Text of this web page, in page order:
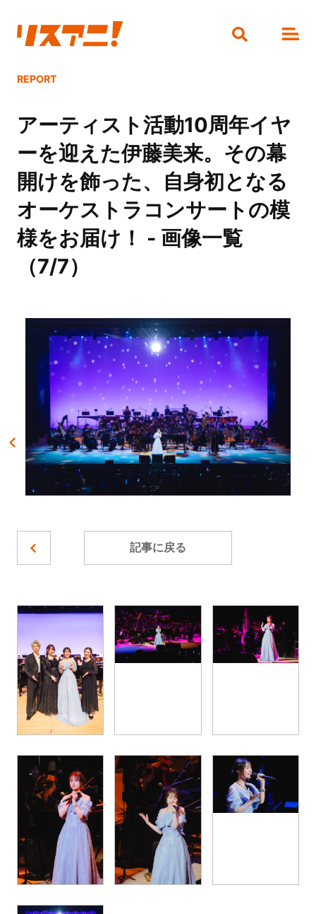
REPORT
アーティスト活動10周年イヤ
ーを迎えた伊藤美来。その幕
開けを飾った、自身初となる
オーケストラコンサートの模
様をお届け！ - 画像一覧
（7/7）
記事に戻る